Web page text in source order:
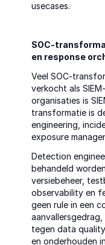
usecases.
SOC-
en response
Veel SOC-
verkocht als
organisaties is
transformatie is
engineering,
exposure
Detection
behandeld
versiebeheer,
observability en
geen rule in een
tegen data
en onderhouden